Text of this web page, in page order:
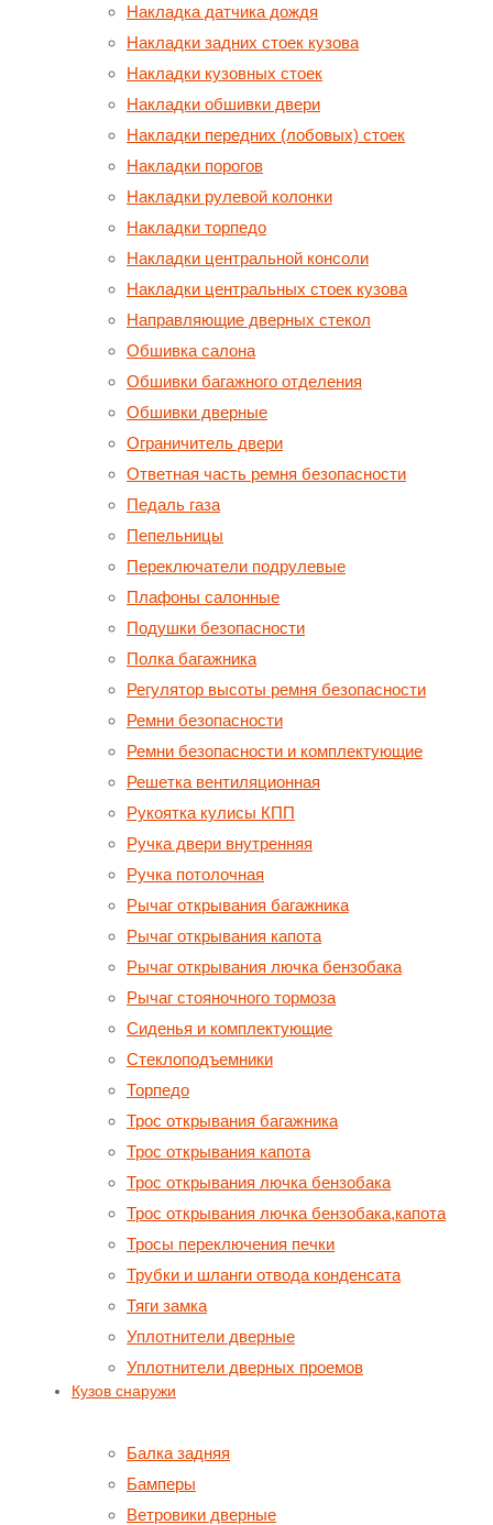
Накладка датчика дождя
Накладки задних стоек кузова
Накладки кузовных стоек
Накладки обшивки двери
Накладки передних (лобовых) стоек
Накладки порогов
Накладки рулевой колонки
Накладки торпедо
Накладки центральной консоли
Накладки центральных стоек кузова
Направляющие дверных стекол
Обшивка салона
Обшивки багажного отделения
Обшивки дверные
Ограничитель двери
Ответная часть ремня безопасности
Педаль газа
Пепельницы
Переключатели подрулевые
Плафоны салонные
Подушки безопасности
Полка багажника
Регулятор высоты ремня безопасности
Ремни безопасности
Ремни безопасности и комплектующие
Решетка вентиляционная
Рукоятка кулисы КПП
Ручка двери внутренняя
Ручка потолочная
Рычаг открывания багажника
Рычаг открывания капота
Рычаг открывания лючка бензобака
Рычаг стояночного тормоза
Сиденья и комплектующие
Стеклоподъемники
Торпедо
Трос открывания багажника
Трос открывания капота
Трос открывания лючка бензобака
Трос открывания лючка бензобака,капота
Тросы переключения печки
Трубки и шланги отвода конденсата
Тяги замка
Уплотнители дверные
Уплотнители дверных проемов
Кузов снаружи
Балка задняя
Бамперы
Ветровики дверные